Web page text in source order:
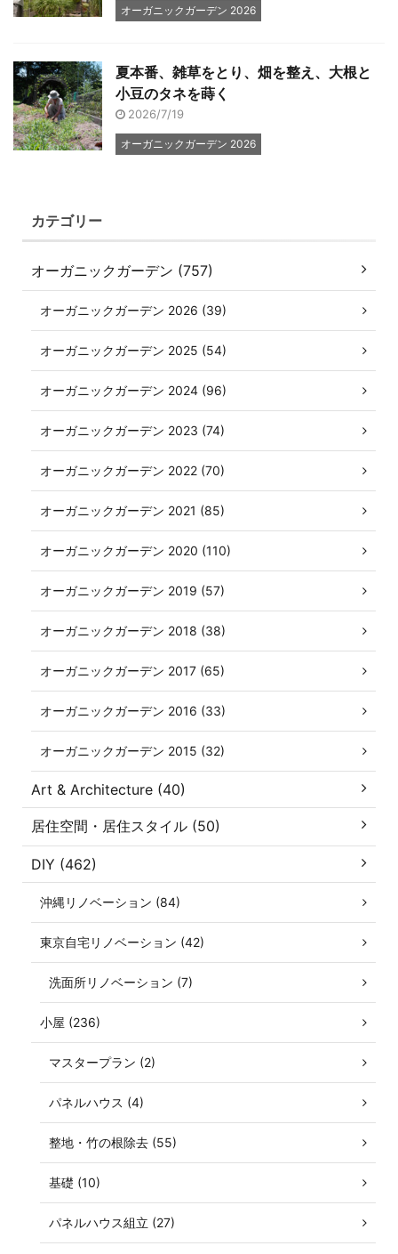
オーガニックガーデン 2026
夏本番、雑草をとり、畑を整え、大根と
小豆のタネを蒔く
2026/7/19
オーガニックガーデン 2026
カテゴリー
オーガニックガーデン (757)
オーガニックガーデン 2026 (39)
オーガニックガーデン 2025 (54)
オーガニックガーデン 2024 (96)
オーガニックガーデン 2023 (74)
オーガニックガーデン 2022 (70)
オーガニックガーデン 2021 (85)
オーガニックガーデン 2020 (110)
オーガニックガーデン 2019 (57)
オーガニックガーデン 2018 (38)
オーガニックガーデン 2017 (65)
オーガニックガーデン 2016 (33)
オーガニックガーデン 2015 (32)
Art & Architecture (40)
居住空間・居住スタイル (50)
DIY (462)
沖縄リノベーション (84)
東京自宅リノベーション (42)
洗面所リノベーション (7)
小屋 (236)
マスタープラン (2)
パネルハウス (4)
整地・竹の根除去 (55)
基礎 (10)
パネルハウス組立 (27)